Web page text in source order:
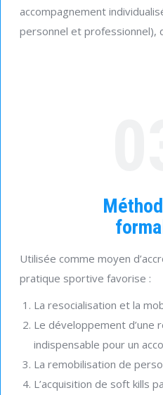
accompagnement
personnel et professionnel),
Utilisée comme moyen
pratique sportive favorise :
La resocialisation et la
Le développement d’une
indispensable pour un
La remobilisation de
L’acquisition de soft kills